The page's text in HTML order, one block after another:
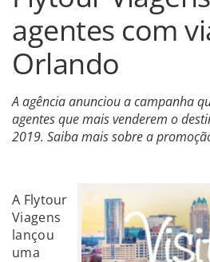
agentes com
Orlando
A agência anunciou a campanha
agentes que mais venderem o
2019. Saiba mais sobre a
A Flytour
Viagens
lançou
uma